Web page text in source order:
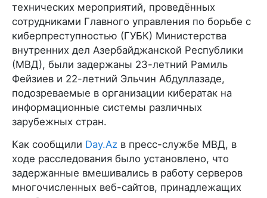
технических мероприятий, проведённых
сотрудниками Главного управления по борьбе с
киберпреступностью (ГУБК) Министерства
внутренних дел Азербайджанской Республики
(МВД), были задержаны 23-летний Рамиль
Фейзиев и 22-летний Эльчин Абдуллазаде,
подозреваемые в организации кибератак на
информационные системы различных
зарубежных стран.
Как сообщили Day.Az в пресс-службе МВД, в
ходе расследования было установлено, что
задержанные вмешивались в работу серверов
многочисленных веб-сайтов, принадлежащих